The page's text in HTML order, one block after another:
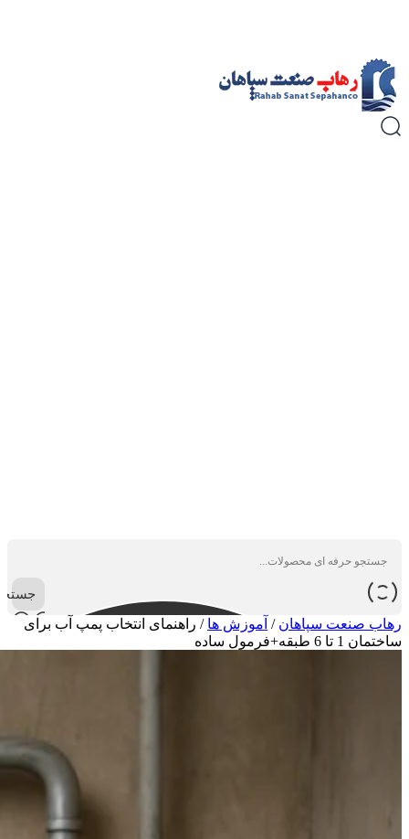
رهاب صنعت سپاهان / آموزش ها / راهنمای انتخاب پمپ آب برای
ساختمان 1 تا 6 طبقه+فرمول ساده